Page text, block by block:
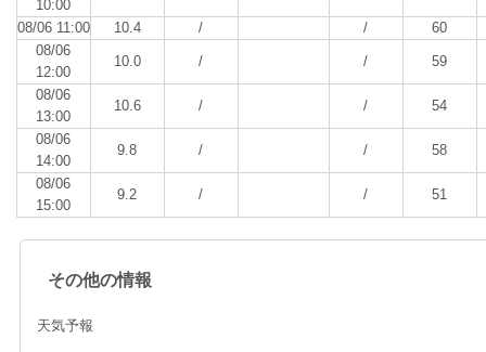
10:00
08/06 11:00 10.4 / /
60
08/06
12:00
10.0 / / 59
08/06
13:00
10.6 / / 54
08/06
14:00
9.8 / / 58
08/06
15:00
9.2 / / 51
その他の情報
天気予報